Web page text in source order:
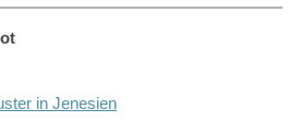
in Jenesien